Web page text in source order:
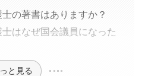
の著書はありますか？
はなぜ国会議員になった
と見る